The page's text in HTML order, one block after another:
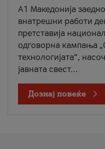
A1 Македонија
внатрешни работи
претставија
одговорна кампања
технологијата“,
јавната свест...
Дознај повеќе